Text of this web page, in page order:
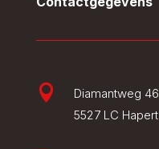

Diamantweg 46
5527 LC Hapert